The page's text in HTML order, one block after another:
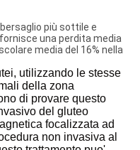
più sottile e
una perdita media
media del 16% nella
utilizzando le stesse
della zona
di provare questo
del gluteo
focalizzata ad
non invasiva al